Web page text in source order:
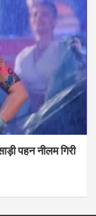
पहन नीलम गिरी